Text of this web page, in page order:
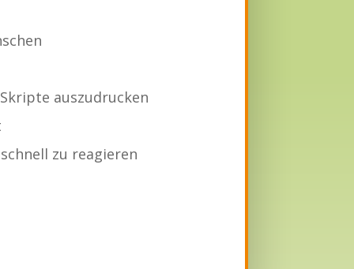
auszudrucken
zu reagieren